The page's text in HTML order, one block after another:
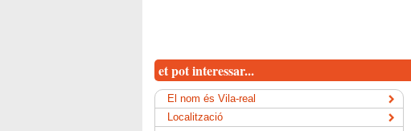
et pot interessar...
El nom és Vila-real
Localització